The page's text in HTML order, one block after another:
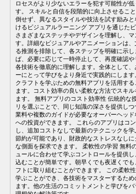
ロセスがより少ないエラーを犯す可能性が
す。 スキルと自信を段階的に向上させるこ
倒せず、異なるスタイルや技法を試す励み
けるビジュアルラーニング アプリを通じた
さまざまなステッチやデザインを理解し、
す。詳細なビジュアルやアニメーションは
る推測を排除して、各ステップを明確に示し
ば、必要に応じて一時停止して、再度確認や
各技術を徹底的に理解します。全体として
ーにとって学びをより身近で実践的にしま
クラフトを学ぶための無料アプリを活用す
ます。コスト効率の良い柔軟な方法でスキ
ます。 無料アプリのコスト効率性 伝統的な
リを選ぶことで、同じ知識の深さを提供し
業料や複数のガイドが必要なオーバーヘッ
への投資ができます。 これらのアプリはコ
し、追加コストなしで最新のテクニックを
節約が可能であり、財政的なストレスなし
な側面を探求できます。 柔軟性の学習 無料
ュールに合わせて学ぶコントロールを提供
込むことが簡単です。朝早くでも夜遅くで
フトに取り組むことができます。 この柔軟
学ぶことができ、各技術をマスターするた
ます。他の生活のコミットメントと学びを